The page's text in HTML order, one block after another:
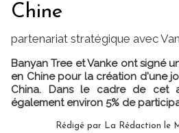
Chine
partenariat stratégique avec
Banyan Tree et Vanke ont signé
en Chine pour la création d'une
China. Dans le cadre de cet
également environ 5% de
Rédigé par La Rédaction le